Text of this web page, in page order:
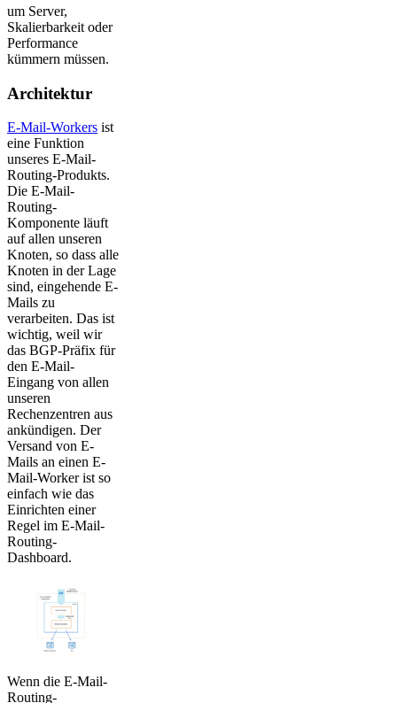
um Server,
Skalierbarkeit oder
Performance
kümmern müssen.
Architektur
E-Mail-Workers ist
eine Funktion
unseres E-Mail-
Routing-Produkts.
Die E-Mail-
Routing-
Komponente läuft
auf allen unseren
Knoten, so dass alle
Knoten in der Lage
sind, eingehende E-
Mails zu
verarbeiten. Das ist
wichtig, weil wir
das BGP-Präfix für
den E-Mail-
Eingang von allen
unseren
Rechenzentren aus
ankündigen. Der
Versand von E-
Mails an einen E-
Mail-Worker ist so
einfach wie das
Einrichten einer
Regel im E-Mail-
Routing-
Dashboard.
Wenn die E-Mail-
Routing-